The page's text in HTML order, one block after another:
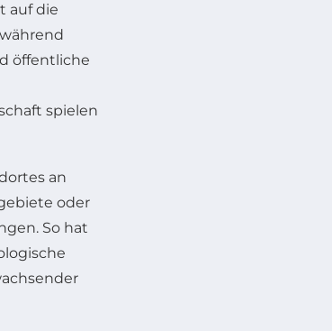
auf die
öffentliche
spielen
an
oder
So hat